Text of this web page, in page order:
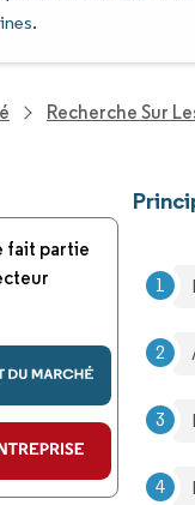
.
Recherche Sur
fait partie